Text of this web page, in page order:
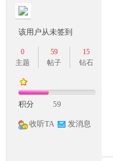
条
龙,
该用户从未签到
0
主题
59
帖子
15
钻石
积分 59
收听TA 发消息